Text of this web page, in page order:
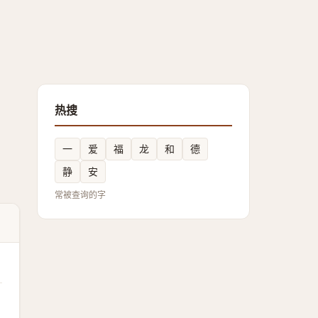
热搜
一 爱 福 龙 和
德
静
安
常被查询的字